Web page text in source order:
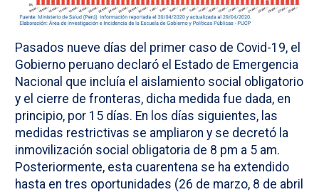
Pasados nueve días del primer caso de Covid-19, el
Gobierno peruano declaró el Estado de Emergencia
Nacional que incluía el aislamiento social obligatorio
y el cierre de fronteras, dicha medida fue dada, en
principio, por 15 días. En los días siguientes, las
medidas restrictivas se ampliaron y se decretó la
inmovilización social obligatoria de 8 pm a 5 am.
Posteriormente, esta cuarentena se ha extendido
hasta en tres oportunidades (26 de marzo, 8 de abril